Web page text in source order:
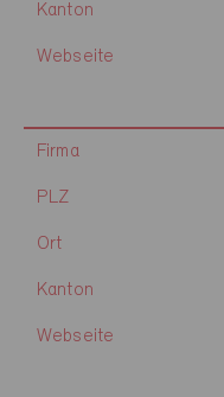
Kanton
Webseite
Firma
PLZ
Ort
Kanton
Webseite